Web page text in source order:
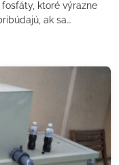
ktoré výrazne
ak sa